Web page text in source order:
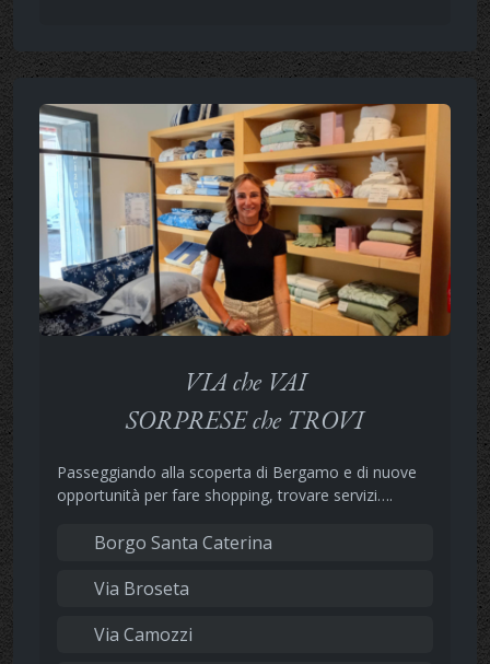
VIA che VAI
SORPRESE che TROVI
Passeggiando alla scoperta di Bergamo e di nuove
opportunità per fare shopping, trovare servizi….
Borgo Santa Caterina
Via Broseta
Via Camozzi